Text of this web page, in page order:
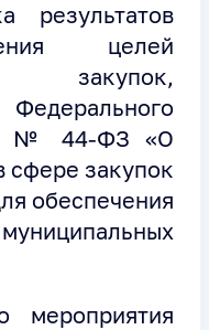
целей
закупок,
№ 44-ФЗ «О
сфере закупок
обеспечения
мероприятия